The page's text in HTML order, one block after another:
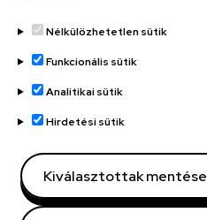
Adatvédelem
Adatvédelem
Régi oldal
Technikai információk
Nélkülözhetetlen sütik
Funkcionális sütik
Analitikai sütik
Hirdetési sütik
Kiválasztottak mentése